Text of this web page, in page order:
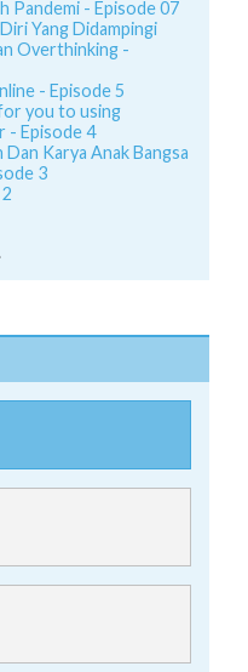
Pandemi - Episode 07
Yang Didampingi
Overthinking -
- Episode 5
you to using
- Episode 4
Karya Anak Bangsa
3